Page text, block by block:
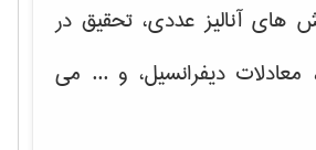
هایآنالیز عددی، تحقیق در
دیفرانسیل، و ... می